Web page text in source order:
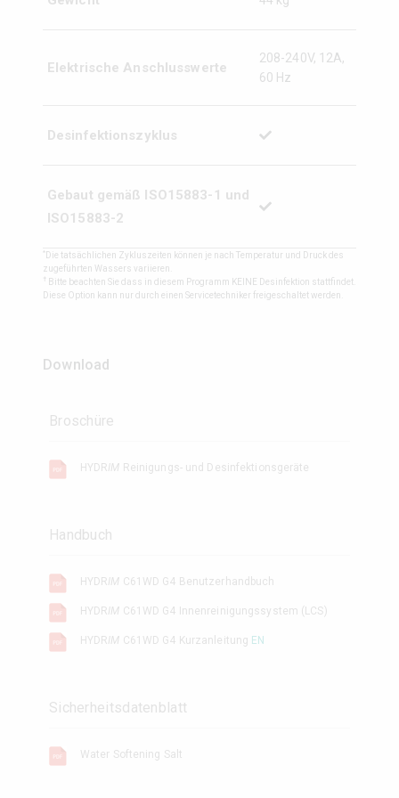
Elektrische Anschlusswerte
208-240V, 12A,
60 Hz
Desinfektionszyklus
Gebaut gemäß ISO15883-1 und
ISO15883-2
* Die tatsächlichen Zykluszeiten können je nach Temperatur und Druck des
zugeführten Wassers variieren.
Bitte beachten Sie dass in diesem Programm KEINE Desinfektion stattfindet.
Diese Option kann nur durch einen Servicetechniker freigeschaltet werden.
Download
Broschüre
HYDR IM Reinigungs- und Desinfektionsgeräte
Handbuch
HYDR IM C61WD G4 Benutzerhandbuch
HYDR IM C61WD G4 Innenreinigungssystem (LCS)
HYDR IM C61WD G4 Kurzanleitung EN
Sicherheitsdatenblatt
Water Softening Salt